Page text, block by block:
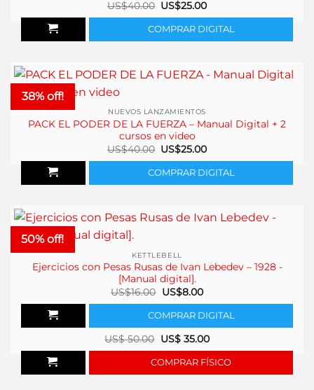
US$40.00 El
precio
original
era:
US$40.00.
US$25.00El
actual
es:
US$25.00.
COMPRAR DIGITAL
38% off!
NUEVOS LANZAMIENTOS
PACK EL PODER DE LA FUERZA – Manual Digital + 2
cursos en video
US$40.00 El
precio
era:
US$40.00.
US$25.00El
actual
es:
US$25.00.
COMPRAR DIGITAL
50% off!
KETTLEBELL
Ejercicios con Pesas Rusas de Ivan Lebedev – 1928 -
[Manual digital].
US$16.00 El
precio
era:
US$16.00.
US$8.00El
actual
es:
US$8.00.
COMPRAR DIGITAL
US$50.00 US$ 35.00
COMPRAR FÍSICO